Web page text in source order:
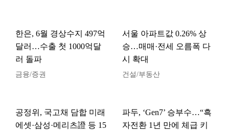
한은, 6월 경상수지 497억
달러…수출 첫 1000억달
러 돌파
금융/증권
서울 아파트값 0.26% 상
승…매매·전세 오름폭 다
시 확대
건설/부동산
공정위, 국고채 담합 미래
에셋·삼성·메리츠證 등 15
파두, ‘Gen7’ 승부수…“흑
자전환 1년 만에 체급 키